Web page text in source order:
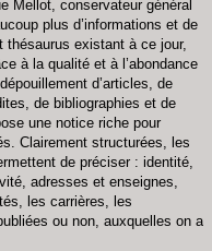
Mellot, conservateur général
plus d’informations et de
existant à ce jour,
à la qualité et à l’abondance
d’articles, de
de bibliographies et de
une notice riche pour
Clairement structurées, les
de préciser : identité,
adresses et enseignes,
les carrières, les
ou non, auxquelles on a